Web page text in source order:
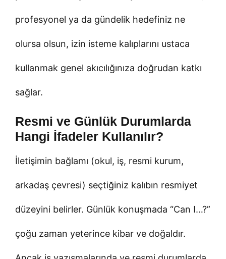
profesyonel ya da gündelik hedefiniz ne
olursa olsun, izin isteme kalıplarını ustaca
kullanmak genel akıcılığınıza doğrudan katkı
sağlar.
Resmi ve Günlük Durumlarda
Hangi İfadeler Kullanılır?
İletişimin bağlamı (okul, iş, resmi kurum,
arkadaş çevresi) seçtiğiniz kalıbın resmiyet
düzeyini belirler. Günlük konuşmada “Can I…?”
çoğu zaman yeterince kibar ve doğaldır.